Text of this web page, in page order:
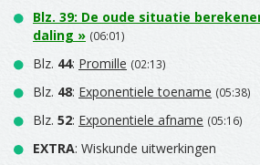
Blz. 39: De oude situatie
daling » (06:01)
Blz. 44: Promille (02:13)
Blz. 48: Exponentiele toename (05:38)
Blz. 52: Exponentiele afname (05:16)
EXTRA: Wiskunde uitwerkingen